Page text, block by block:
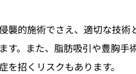
襲的施術でさえ、適切な技術
。また、脂肪吸引や豊胸手
招くリスクもあります。